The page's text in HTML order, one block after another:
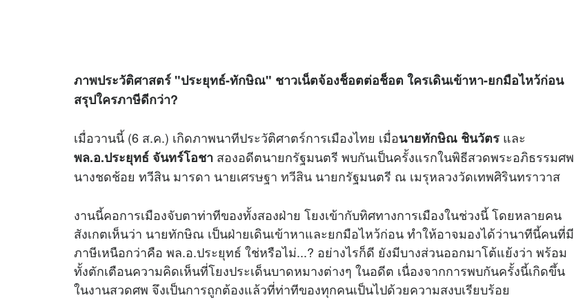
ภาพประวัติศาสตร์ "ประยุทธ์-ทักษิณ" ชาวเน็ตจ้องช็อตต่อช็อต ใครเดินเข้าหา-ยกมือไหว้ก่อน
สรุปใครภาษีดีกว่า?
เมื่อวานนี้ (6 ส.ค.) เกิดภาพนาทีประวัติศาตร์การเมืองไทย เมื่อนายทักษิณ ชินวัตร และ
พล.อ.ประยุทธ์ จันทร์โอชา สองอดีตนายกรัฐมนตรี พบกันเป็นครั้งแรกในพิธีสวดพระอภิธรรมศพ
นางชดช้อย ทวีสิน มารดา นายเศรษฐา ทวีสิน นายกรัฐมนตรี ณ เมรุหลวงวัดเทพศิรินทราวาส
งานนี้คอการเมืองจับตาท่าทีของทั้งสองฝ่าย โยงเข้ากับทิศทางการเมืองในช่วงนี้ โดยหลายคน
สังเกตเห็นว่า นายทักษิณ เป็นฝ่ายเดินเข้าหาและยกมือไหว้ก่อน ทำให้อาจมองได้ว่านาทีนี้คนที่มี
ภาษีเหนือกว่าคือ พล.อ.ประยุทธ์ ใช่หรือไม่...? อย่างไรก็ดี ยังมีบางส่วนออกมาโต้แย้งว่า พร้อม
ทั้งตักเตือนความคิดเห็นที่โยงประเด็นบาดหมางต่างๆ ในอดีต เนื่องจากการพบกันครั้งนี้เกิดขึ้น
ในงานสวดศพ จึงเป็นการถูกต้องแล้วที่ท่าทีของทุกคนเป็นไปด้วยความสงบเรียบร้อย